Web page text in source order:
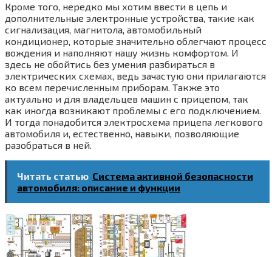
Кроме того, нередко мы хотим ввести в цепь и
дополнительные электронные устройства, такие как
сигнализация, магнитола, автомобильный
кондиционер, которые значительно облегчают процесс
вождения и наполняют нашу жизнь комфортом. И
здесь не обойтись без умения разбираться в
электрических схемах, ведь зачастую они прилагаются
ко всем перечисленным приборам. Также это
актуально и для владельцев машин с прицепом, так
как иногда возникают проблемы с его подключением.
И тогда понадобится электросхема прицепа легкового
автомобиля и, естественно, навыки, позволяющие
разобраться в ней.
Читать статью Система активной безопасности
автомобиля: описание и функции